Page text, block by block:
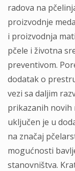
radova na
proizvodnje
i proizvodnja
pčele i životna
preventivom.
dodatak o
vezi sa daljim
prikazanih novih
uključen je u
na značaj
mogućnosti
stanovništva.